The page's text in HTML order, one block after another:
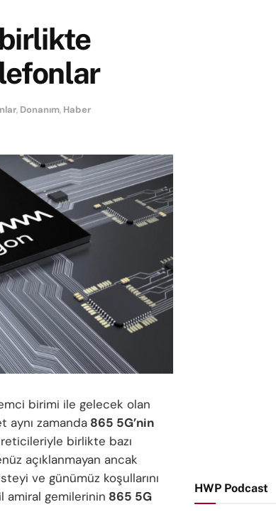
, Donanım, Haber
birimi ile gelecek olan
aynı zamanda 865 5G’nin
birlikte bazı
açıklanmayan ancak
ve günümüz koşullarını
amiral gemilerinin 865 5G
HWP Podcast